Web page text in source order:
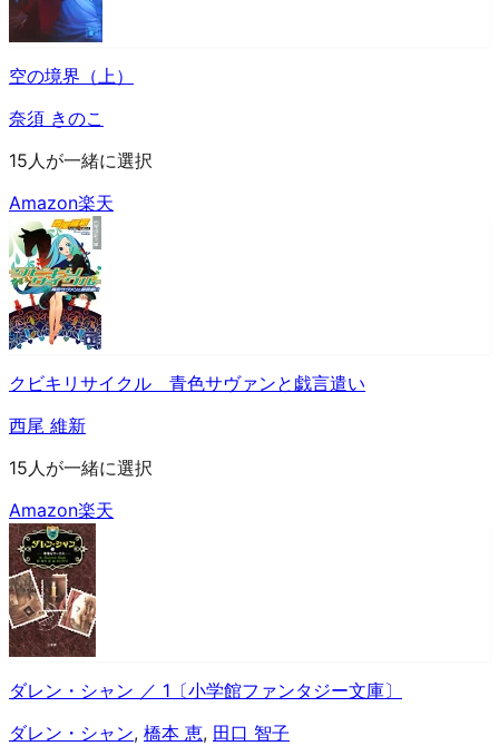
空の境界（上）
奈須 きのこ
15人が一緒に選択
Amazon楽天
クビキリサイクル 青色サヴァンと戯言遣い
西尾 維新
15人が一緒に選択
Amazon楽天
ダレン・シャン ／ 1〔小学館ファンタジー文庫〕
ダレン・シャン, 橋本 恵, 田口 智子